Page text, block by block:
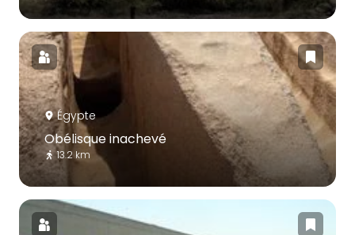
Égypte
Obélisque inachevé
13.2 km